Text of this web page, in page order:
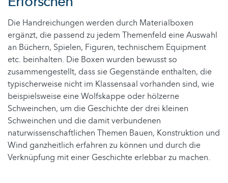
Die Handreichungen werden durch Materialboxen
ergänzt, die passend zu jedem Themenfeld eine Auswahl
an Büchern, Spielen, Figuren, technischem Equipment
etc. beinhalten. Die Boxen wurden bewusst so
zusammengestellt, dass sie Gegenstände enthalten, die
typischerweise nicht im Klassensaal vorhanden sind, wie
beispielsweise eine Wolfskappe oder hölzerne
Schweinchen, um die Geschichte der drei kleinen
Schweinchen und die damit verbundenen
naturwissenschaftlichen Themen Bauen, Konstruktion und
Wind ganzheitlich erfahren zu können und durch die
Verknüpfung mit einer Geschichte erlebbar zu machen.